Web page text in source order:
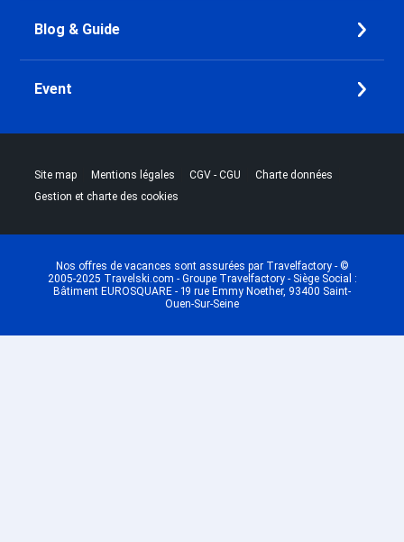
Blog & Guide
Event
Site map |Mentions légales |CGV - CGU |Charte données
Gestion et charte des cookies
Nos offres de vacances sont assurées par Travelfactory - ©
2005-2025 Travelski.com - Groupe Travelfactory - Siège Social :
Bâtiment EUROSQUARE - 19 rue Emmy Noether, 93400 Saint-
Ouen-Sur-Seine